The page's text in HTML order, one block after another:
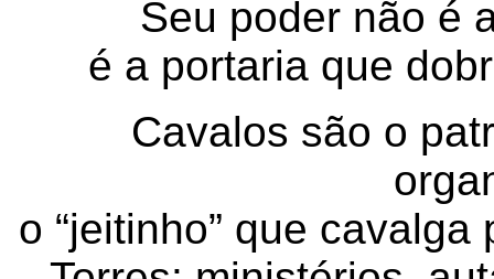
Seu poder não é
é a portaria que
Cavalos são o
o “jeitinho” que